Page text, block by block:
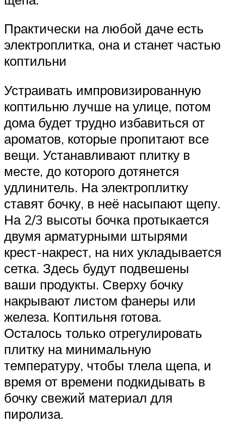
Практически на любой даче есть
электроплитка, она и станет частью
коптильни
Устраивать импровизированную
коптильню лучше на улице, потом
дома будет трудно избавиться от
ароматов, которые пропитают все
вещи. Устанавливают плитку в
месте, до которого дотянется
удлинитель. На электроплитку
ставят бочку, в неё насыпают щепу.
На 2/3 высоты бочка протыкается
двумя арматурными штырями
крест-накрест, на них укладывается
сетка. Здесь будут подвешены
ваши продукты. Сверху бочку
накрывают листом фанеры или
железа. Коптильня готова.
Осталось только отрегулировать
плитку на минимальную
температуру, чтобы тлела щепа, и
время от времени подкидывать в
бочку свежий материал для
пиролиза.